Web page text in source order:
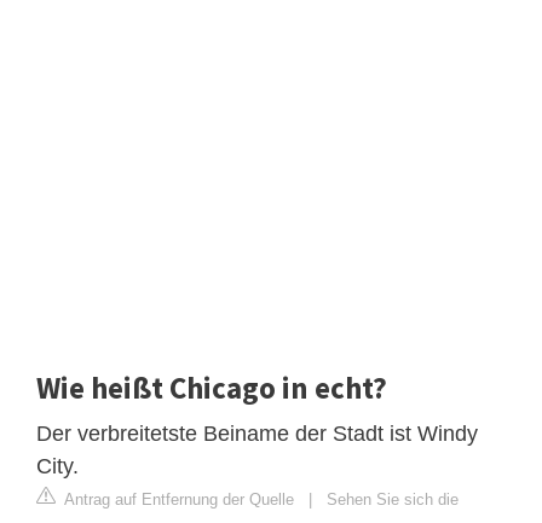
Wie heißt Chicago in echt?
Der verbreitetste Beiname der Stadt ist Windy
City.
Antrag auf Entfernung der Quelle | Sehen Sie sich die